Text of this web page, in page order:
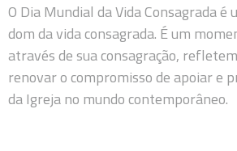
O Dia Mundial da Vida Consagrada
dom da vida consagrada. É um
através de sua consagração,
renovar o compromisso de apoiar e
da Igreja no mundo contemporâneo.